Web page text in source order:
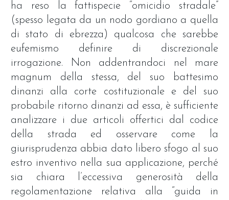
ha reso la fattispecie “omicidio stradale”
(spesso legata da un nodo gordiano a quella
di stato di ebrezza) qualcosa che sarebbe
eufemismo definire di discrezionale
irrogazione. Non addentrandoci nel mare
magnum della stessa, del suo battesimo
dinanzi alla corte costituzionale e del suo
probabile ritorno dinanzi ad essa, è sufficiente
analizzare i due articoli offertici dal codice
della strada ed osservare come la
giurisprudenza abbia dato libero sfogo al suo
estro inventivo nella sua applicazione, perché
sia chiara l’eccessiva generosità della
regolamentazione relativa alla “guida in